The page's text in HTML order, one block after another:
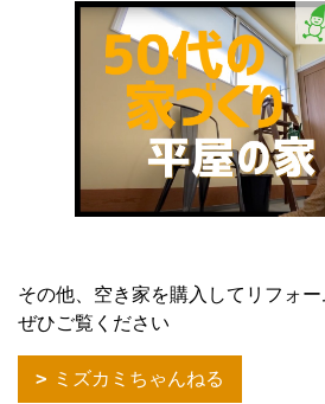
その他、空き家を購入してリフォ
ぜひご覧ください
ミズカミちゃんねる